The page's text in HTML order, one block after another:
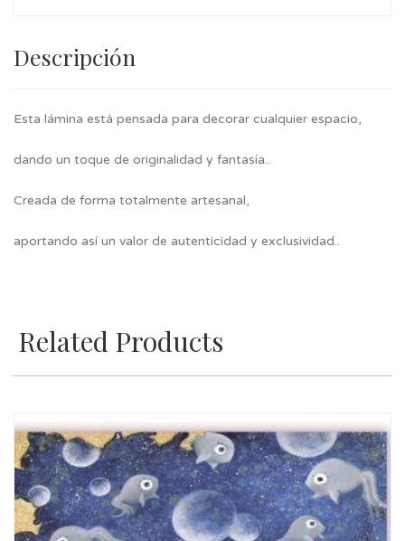
Descripción
Esta lámina está pensada para decorar cualquier espacio,
dando un toque de originalidad y fantasía..
Creada de forma totalmente artesanal,
aportando así un valor de autenticidad y exclusividad..
Related Products